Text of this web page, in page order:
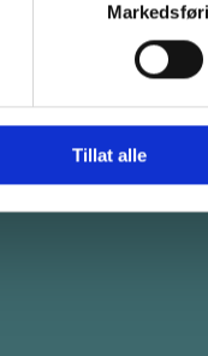
Tillat alle